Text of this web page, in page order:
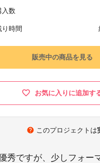
入数
り時間
販売中の商品を見る
お気に入りに追加す
help このプロジェクトは
秀ですが、少しフォー